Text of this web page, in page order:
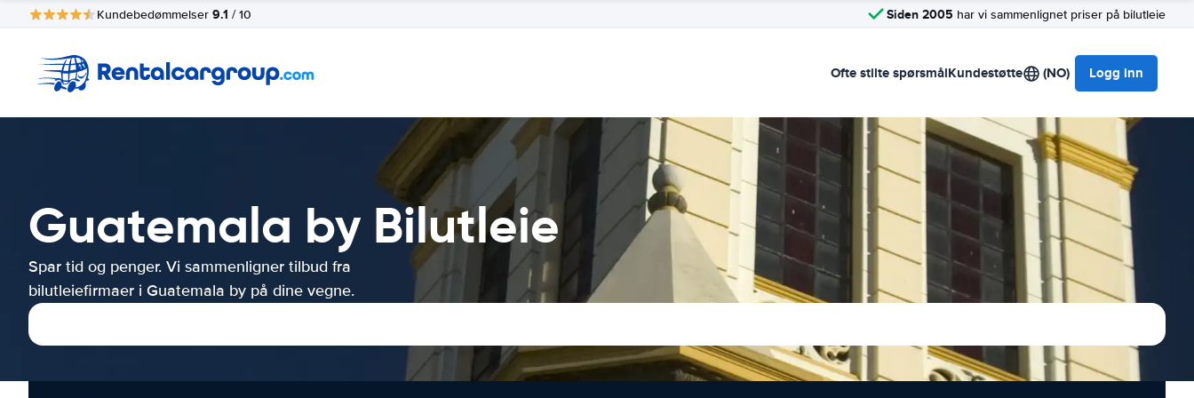
Kundebedømmelser 9.1 / 10 Siden 2005 har vi sammenlignet priser på bilutleie
Ofte stilte spørsmålKundestøtte (NO) Logg inn
Guatemala by Bilutleie
Spar tid og penger. Vi sammenligner tilbud fra
bilutleiefirmaer i Guatemala by på dine vegne.